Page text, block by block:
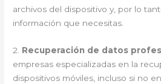
archivos del dispositivo y, por lo
información que necesitas.
2. Recuperación de datos
empresas especializadas en la
dispositivos móviles, incluso si no